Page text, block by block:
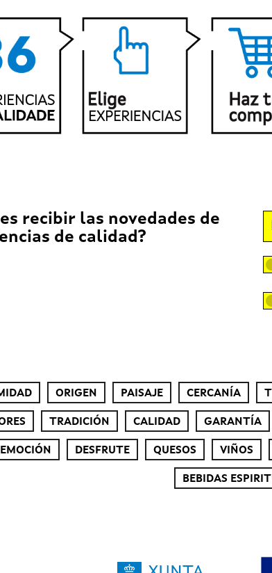
recibir las novedades de
de calidad?
ORIGEN PAISAJE CERCANÍA
TRADICIÓN CALIDAD GARANTÍA
EMOCIÓN DESFRUTE QUESOS VIÑOS
BEBIDAS